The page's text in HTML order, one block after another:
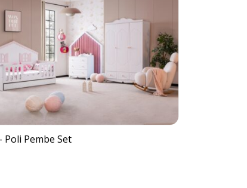
Poli Pembe Set